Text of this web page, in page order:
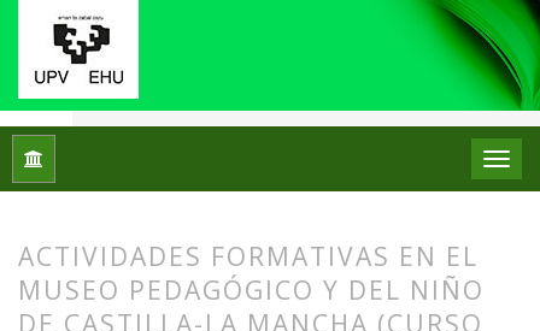
Inicio Núm. 28 (2022): Número Monográfico:
ACTIVIDADES FORMATIVAS EN EL
MUSEO PEDAGÓGICO Y DEL NIÑO
DE CASTILLA-LA MANCHA (CURSO